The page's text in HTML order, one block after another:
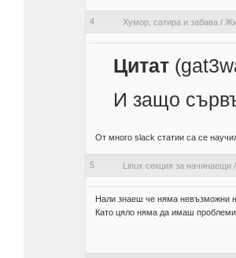
4 Хумор, сатира и забава /
Цитат
И защо
От много slack статии са се
5 Linux секция за начинаещи/
Нали знаеш че няма невъзможни
Като цяло няма да имаш